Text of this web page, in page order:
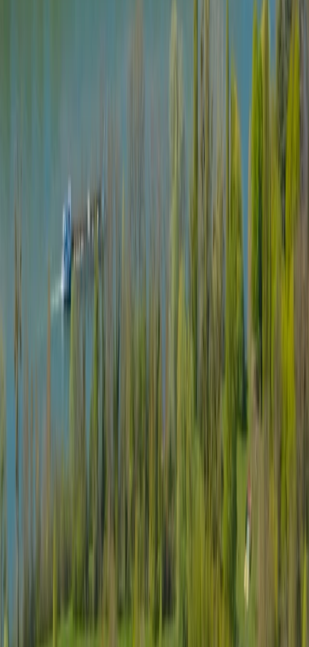
La référence en débarras de biens de luxe, valorisation d'actifs et
gestion patrimoniale professionnelle. Au service des particuliers et
professionnels exigeants.